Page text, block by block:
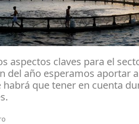
aspectos claves para el
del año esperamos aportar
habrá que tener en cuenta